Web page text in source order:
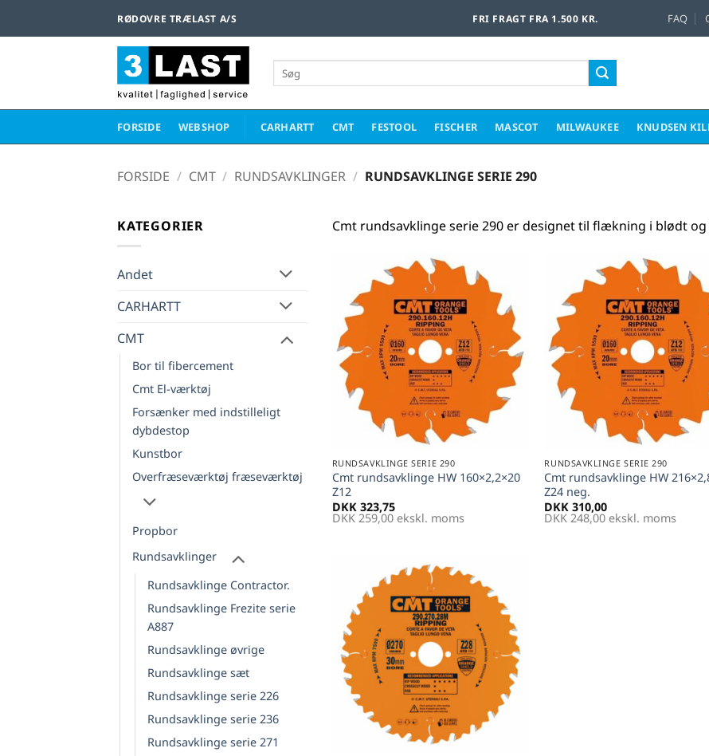
RØDOVRE TRÆLAST A/S FRI FRAGT FRA 1.500 KR. FAQ
Søg
efter:
FORSIDE WEBSHOP CARHARTT CMT FESTOOL FISCHER MASCOT MILWAUKEE KNUDSEN
FORSIDE / CMT / RUNDSAVKLINGER / RUNDSAVKLINGE SERIE 290
KATEGORIER
Andet
CARHARTT
CMT
Bor til fibercement
Cmt El-værktøj
Forsænker med indstilleligt
dybdestop
Kunstbor
Overfræseværktøj fræseværktøj
Propbor
Rundsavklinger
Rundsavklinge Contractor.
Rundsavklinge Frezite serie
A887
Rundsavklinge øvrige
Rundsavklinge sæt
Rundsavklinge serie 226
Rundsavklinge serie 236
Rundsavklinge serie 271
Cmt rundsavklinge serie 290 er designet til flækning i blødt
Føj til
favoritter
RUNDSAVKLINGE SERIE 290
Cmt rundsavklinge HW 160×2,2×20
Z12
DKK 323,75
DKK 259,00ekskl. moms
RUNDSAVKLINGE SERIE 290
Cmt rundsavklinge HW
Z24 neg.
DKK 310,00
DKK 248,00 ekskl. moms
Føj til
favoritter